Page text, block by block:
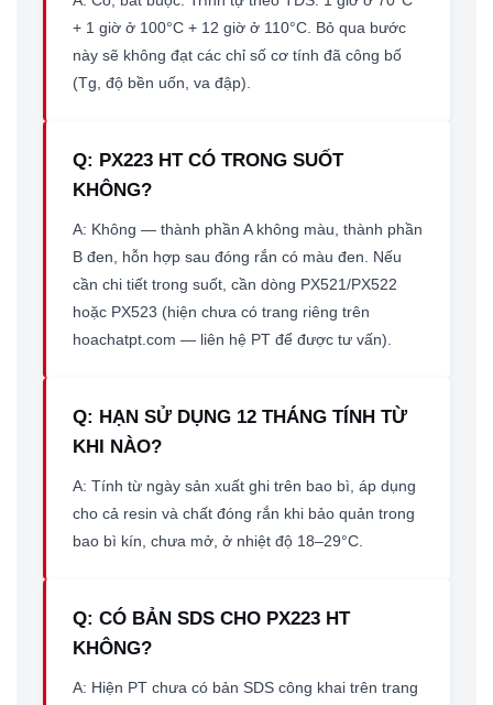
+ 1 giờ ở 100°C + 12 giờ ở 110°C. Bỏ qua bước
này sẽ không đạt các chỉ số cơ tính đã công bố
(Tg, độ bền uốn, va đập).
Q: PX223 HT CÓ TRONG SUỐT
KHÔNG?
A: Không — thành phần A không màu, thành phần
B đen, hỗn hợp sau đóng rắn có màu đen. Nếu
cần chi tiết trong suốt, cần dòng PX521/PX522
hoặc PX523 (hiện chưa có trang riêng trên
hoachatpt.com — liên hệ PT để được tư vấn).
Q: HẠN SỬ DỤNG 12 THÁNG TÍNH TỪ
KHI NÀO?
A: Tính từ ngày sản xuất ghi trên bao bì, áp dụng
cho cả resin và chất đóng rắn khi bảo quản trong
bao bì kín, chưa mở, ở nhiệt độ 18–29°C.
Q: CÓ BẢN SDS CHO PX223 HT
KHÔNG?
A: Hiện PT chưa có bản SDS công khai trên trang